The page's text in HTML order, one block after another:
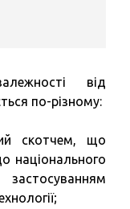
від
по-різному:
скотчем, що
національного